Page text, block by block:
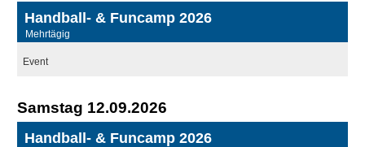
Handball- & Funcamp 2026
Mehrtägig
Event
Samstag 12.09.2026
Handball- & Funcamp 2026